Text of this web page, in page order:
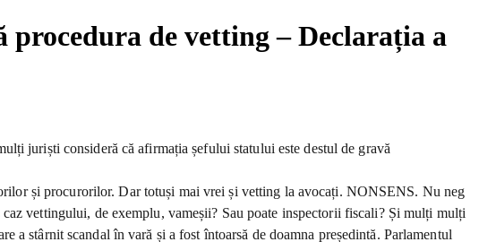
procedura de vetting – Declarația a
juriști consideră că afirmația șefului statului este destul de gravă
și procurorilor. Dar totuși mai vrei și vetting la avocați. NONSENS. Nu neg
vettingului, de exemplu, vameșii? Sau poate inspectorii fiscali? Și mulți mulți
a stârnit scandal în vară și a fost întoarsă de doamna președintă. Parlamentul